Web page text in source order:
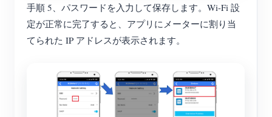
手順 5、パスワードを入力して保存します。Wi-Fi 設
定が正常に完了すると、アプリにメーターに割り当
てられた IP アドレスが表示されます。